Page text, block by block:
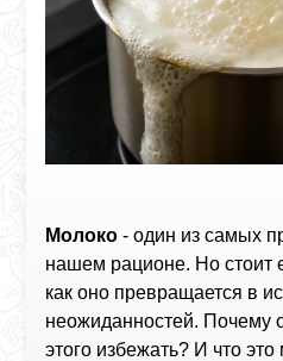
Молоко - один из самых
нашем рационе. Но стоит
как оно превращается в
неожиданностей. Почему
этого избежать? И что